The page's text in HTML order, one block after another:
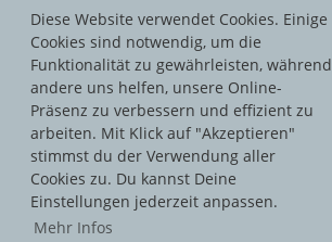
Diese Website verwendet Cookies. Einige
Cookies sind notwendig, um die
Funktionalität zu gewährleisten, während
andere uns helfen, unsere Online-
Präsenz zu verbessern und effizient zu
arbeiten. Mit Klick auf "Akzeptieren"
stimmst du der Verwendung aller
Cookies zu. Du kannst Deine
Einstellungen jederzeit anpassen.
Mehr Infos